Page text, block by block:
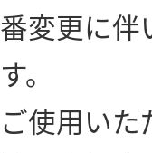
番変更に伴
す。
ご使用い